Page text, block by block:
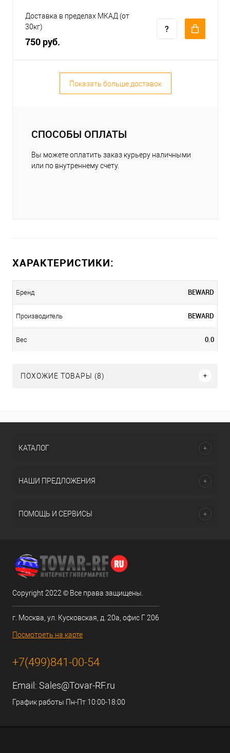
Доставка в пределах МКАД (от
30кг)
750 руб.
Показать больше доставок
СПОСОБЫ ОПЛАТЫ
Вы можете оплатить заказ курьеру наличными
или по внутреннему счету.
ХАРАКТЕРИСТИКИ:
Бренд BEWARD
Производитель BEWARD
Вес 0.0
ПОХОЖИЕ ТОВАРЫ (8)
КАТАЛОГ
НАШИ ПРЕДЛОЖЕНИЯ
ПОМОЩЬ И СЕРВИСЫ
Copyright 2022 © Все права защищены.
г. Москва, ул. Кусковская, д. 20а, офис Г 206
Посмотреть на карте
+7(499)841-00-54
Email: Sales@Tovar-RF.ru
График работы Пн-Пт 10:00-18:00